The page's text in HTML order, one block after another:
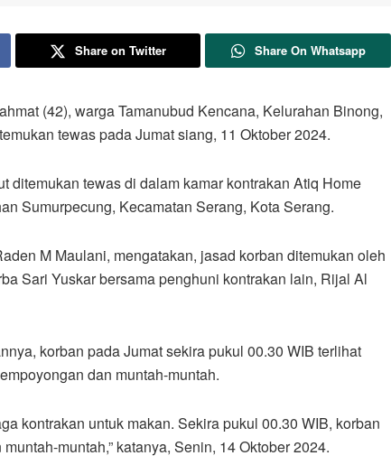
Share on Twitter Share On Whatsapp
(42), warga Tamanubud Kencana, Kelurahan Binong,
tewas pada Jumat siang, 11 Oktober 2024.
ditemukan tewas di dalam kamar kontrakan Atiq Home
Sumurpecung, Kecamatan Serang, Kota Serang.
M Maulani, mengatakan, jasad korban ditemukan oleh
Sari Yuskar bersama penghuni kontrakan lain, Rijal Al
korban pada Jumat sekira pukul 00.30 WIB terlihat
dan muntah-muntah.
kontrakan untuk makan. Sekira pukul 00.30 WIB, korban
muntah,” katanya, Senin, 14 Oktober 2024.